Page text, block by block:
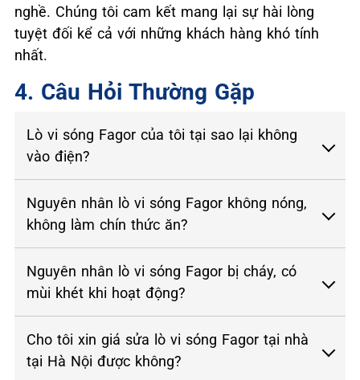
nghề. Chúng tôi cam kết mang lại sự hài lòng
tuyệt đối kể cả với những khách hàng khó tính
nhất.
4. Câu Hỏi Thường Gặp
Lò vi sóng Fagor của tôi tại sao lại không
vào điện?
Nguyên nhân lò vi sóng Fagor không nóng,
không làm chín thức ăn?
Nguyên nhân lò vi sóng Fagor bị cháy, có
mùi khét khi hoạt động?
Cho tôi xin giá sửa lò vi sóng Fagor tại nhà
tại Hà Nội được không?